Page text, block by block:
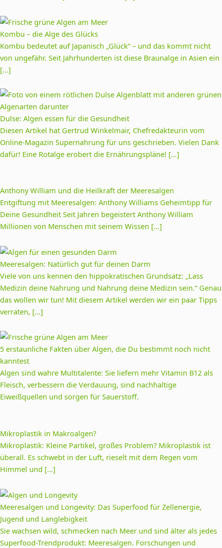
Kombu – die Alge des Glücks
Kombu bedeutet auf Japanisch „Glück“ – und das kommt nicht
von ungefähr. Seit Jahrhunderten ist diese Braunalge in Asien ein
[…]
Dulse: Algen essen für die Gesundheit
Diesen Artikel hat Gertrud Winkelmair, Chefredakteurin vom
Online-Magazin Supernahrung für uns geschrieben. Vielen Dank
dafür! Eine Rotalge erobert die Ernährungspläne! […]
Anthony William und die Heilkraft der Meeresalgen
Entgiftung mit Meeresalgen: Anthony Williams Geheimtipp für
Deine Gesundheit Seit Jahren begeistert Anthony William
Millionen von Menschen mit seinem Wissen […]
Meeresalgen: Natürlich gut für deinen Darm
Viele von uns kennen den hippokratischen Grundsatz: „Lass
Medizin deine Nahrung und Nahrung deine Medizin sein.“ Genau
das wollen wir tun! Mit diesem Artikel werden wir ein paar Tipps
verraten, [...]
5 erstaunliche Fakten über Algen, die Du bestimmt noch nicht
kanntest
Algen sind wahre Multitalente: Sie liefern mehr Vitamin B12 als
Fleisch, verbessern die Verdauung, sind nachhaltige
Eiweißquellen und sorgen für Sauerstoff.
Mikroplastik in Makroalgen?
Mikroplastik: Kleine Partikel, großes Problem? Mikroplastik ist
überall. Es schwebt in der Luft, rieselt mit dem Regen vom
Himmel und […]
Meeresalgen und Longevity: Das Superfood für Zellenergie,
Jugend und Langlebigkeit
Sie wachsen wild, schmecken nach Meer und sind älter als jedes
Superfood-Trendprodukt: Meeresalgen. Forschungen und